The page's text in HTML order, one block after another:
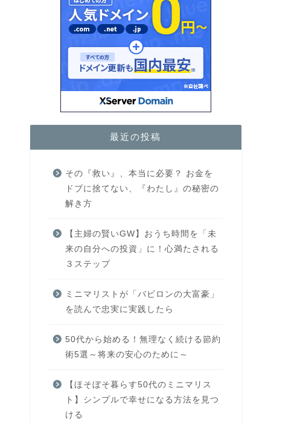
最近の投稿
その『救い』、本当に必要？ お金を
ドブに捨てない、『わたし』の秘密の
解き方
【主婦の賢いGW】おうち時間を「未
来の自分への投資」に！心満たされる
３ステップ
ミニマリストが「バビロンの大富豪」
を読んで忠実に実践したら
50代から始める！無理なく続ける節約
術5選～将来の安心のために～
【ほそぼそ暮らす50代のミニマリス
ト】シンプルで幸せになる方法を見つ
ける